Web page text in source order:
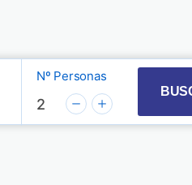
with the calendar
key to interact with the
Nº Personas
2